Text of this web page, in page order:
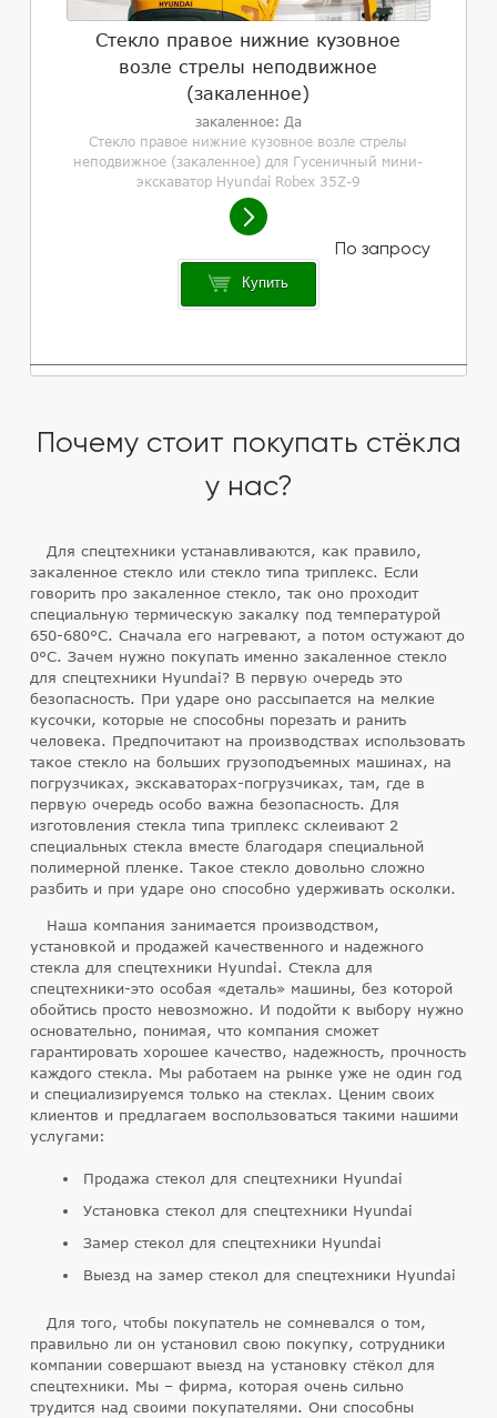
Стекло правое нижние кузовное
возле стрелы неподвижное
(закаленное)
закаленное: Да
Стекло правое нижние кузовное возле стрелы
неподвижное (закаленное) для Гусеничный мини-
экскаватор Hyundai Robex 35Z-9
Купить
Почему стоит покупать стёкла
у нас?
Для спецтехники устанавливаются, как правило,
закаленное стекло или стекло типа триплекс. Если
говорить про закаленное стекло, так оно проходит
специальную термическую закалку под температурой
650-680°C. Сначала его нагревают, а потом остужают до
0°C. Зачем нужно покупать именно закаленное стекло
для спецтехники Hyundai? В первую очередь это
безопасность. При ударе оно рассыпается на мелкие
кусочки, которые не способны порезать и ранить
человека. Предпочитают на производствах использовать
такое стекло на больших грузоподъемных машинах, на
погрузчиках, экскаваторах-погрузчиках, там, где в
первую очередь особо важна безопасность. Для
изготовления стекла типа триплекс склеивают 2
специальных стекла вместе благодаря специальной
полимерной пленке. Такое стекло довольно сложно
разбить и при ударе оно способно удерживать осколки.
Наша компания занимается производством,
установкой и продажей качественного и надежного
стекла для спецтехники Hyundai. Стекла для
спецтехники-это особая «деталь» машины, без которой
обойтись просто невозможно. И подойти к выбору нужно
основательно, понимая, что компания сможет
гарантировать хорошее качество, надежность, прочность
каждого стекла. Мы работаем на рынке уже не один год
и специализируемся только на стеклах. Ценим своих
клиентов и предлагаем воспользоваться такими нашими
услугами:
Продажа стекол для спецтехники Hyundai
Установка стекол для спецтехники Hyundai
Замер стекол для спецтехники Hyundai
Выезд на замер стекол для спецтехники Hyundai
Для того, чтобы покупатель не сомневался о том,
правильно ли он установил свою покупку, сотрудники
компании совершают выезд на установку стёкол для
спецтехники. Мы – фирма, которая очень сильно
трудится над своими покупателями. Они способны